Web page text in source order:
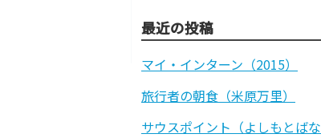
最近の投稿
マイ・インターン（2015）
旅行者の朝食（米原万里）
サウスポイント（よしもとばな